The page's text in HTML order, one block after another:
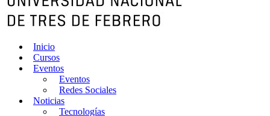
Inicio
Cursos
Eventos
Eventos
Redes Sociales
Noticias
Tecnologías